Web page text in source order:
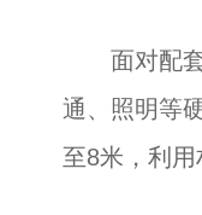
面对配套
通、照明等
至8米，利用